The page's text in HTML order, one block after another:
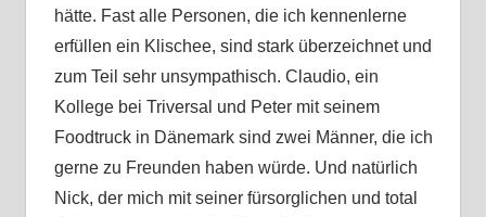
hätte. Fast alle Personen, die ich kennenlerne
erfüllen ein Klischee, sind stark überzeichnet und
zum Teil sehr unsympathisch. Claudio, ein
Kollege bei Triversal und Peter mit seinem
Foodtruck in Dänemark sind zwei Männer, die ich
gerne zu Freunden haben würde. Und natürlich
Nick, der mich mit seiner fürsorglichen und total